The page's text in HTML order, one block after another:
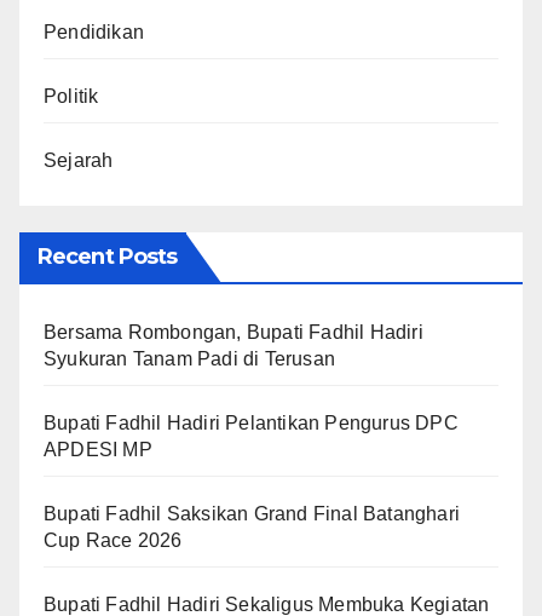
Pendidikan
Politik
Sejarah
Recent Posts
Bersama Rombongan, Bupati Fadhil Hadiri
Syukuran Tanam Padi di Terusan
Bupati Fadhil Hadiri Pelantikan Pengurus DPC
APDESI MP
Bupati Fadhil Saksikan Grand Final Batanghari
Cup Race 2026
Bupati Fadhil Hadiri Sekaligus Membuka Kegiatan